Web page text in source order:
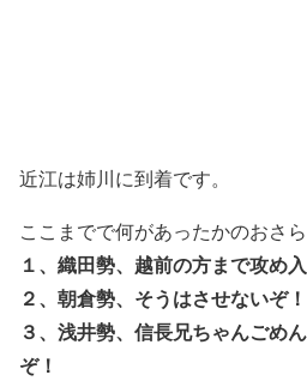
近江は姉川に到着です。
ここまでで何があったかのおさ
１、織田勢、越前の方まで攻め
２、朝倉勢、そうはさせないぞ！
３、浅井勢、信長兄ちゃんごめ
ぞ！